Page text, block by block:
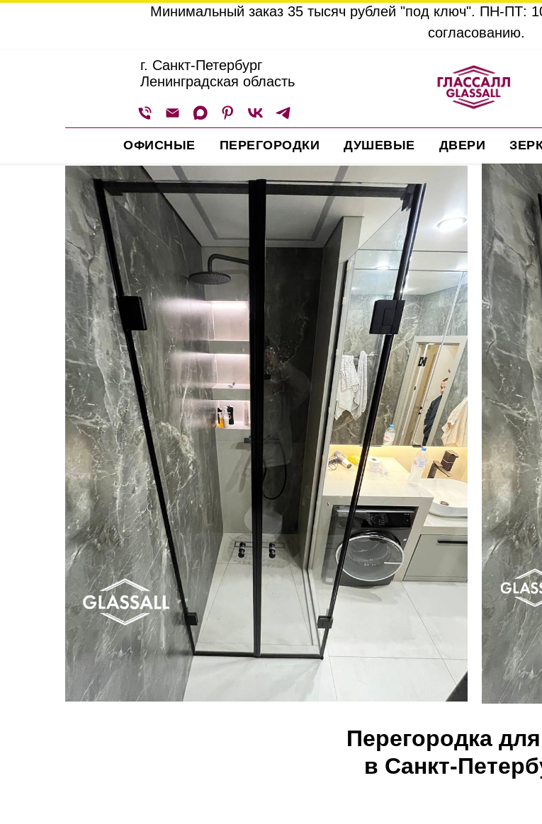
Минимальный заказ 35 тысяч рублей "под ключ". ПН-ПТ:
согласованию.
г. Санкт-Петербург
Ленинградская область
ОФИСНЫЕ ПЕРЕГОРОДКИ ДУШЕВЫЕ ДВЕРИ
Перегородка
в Санкт-